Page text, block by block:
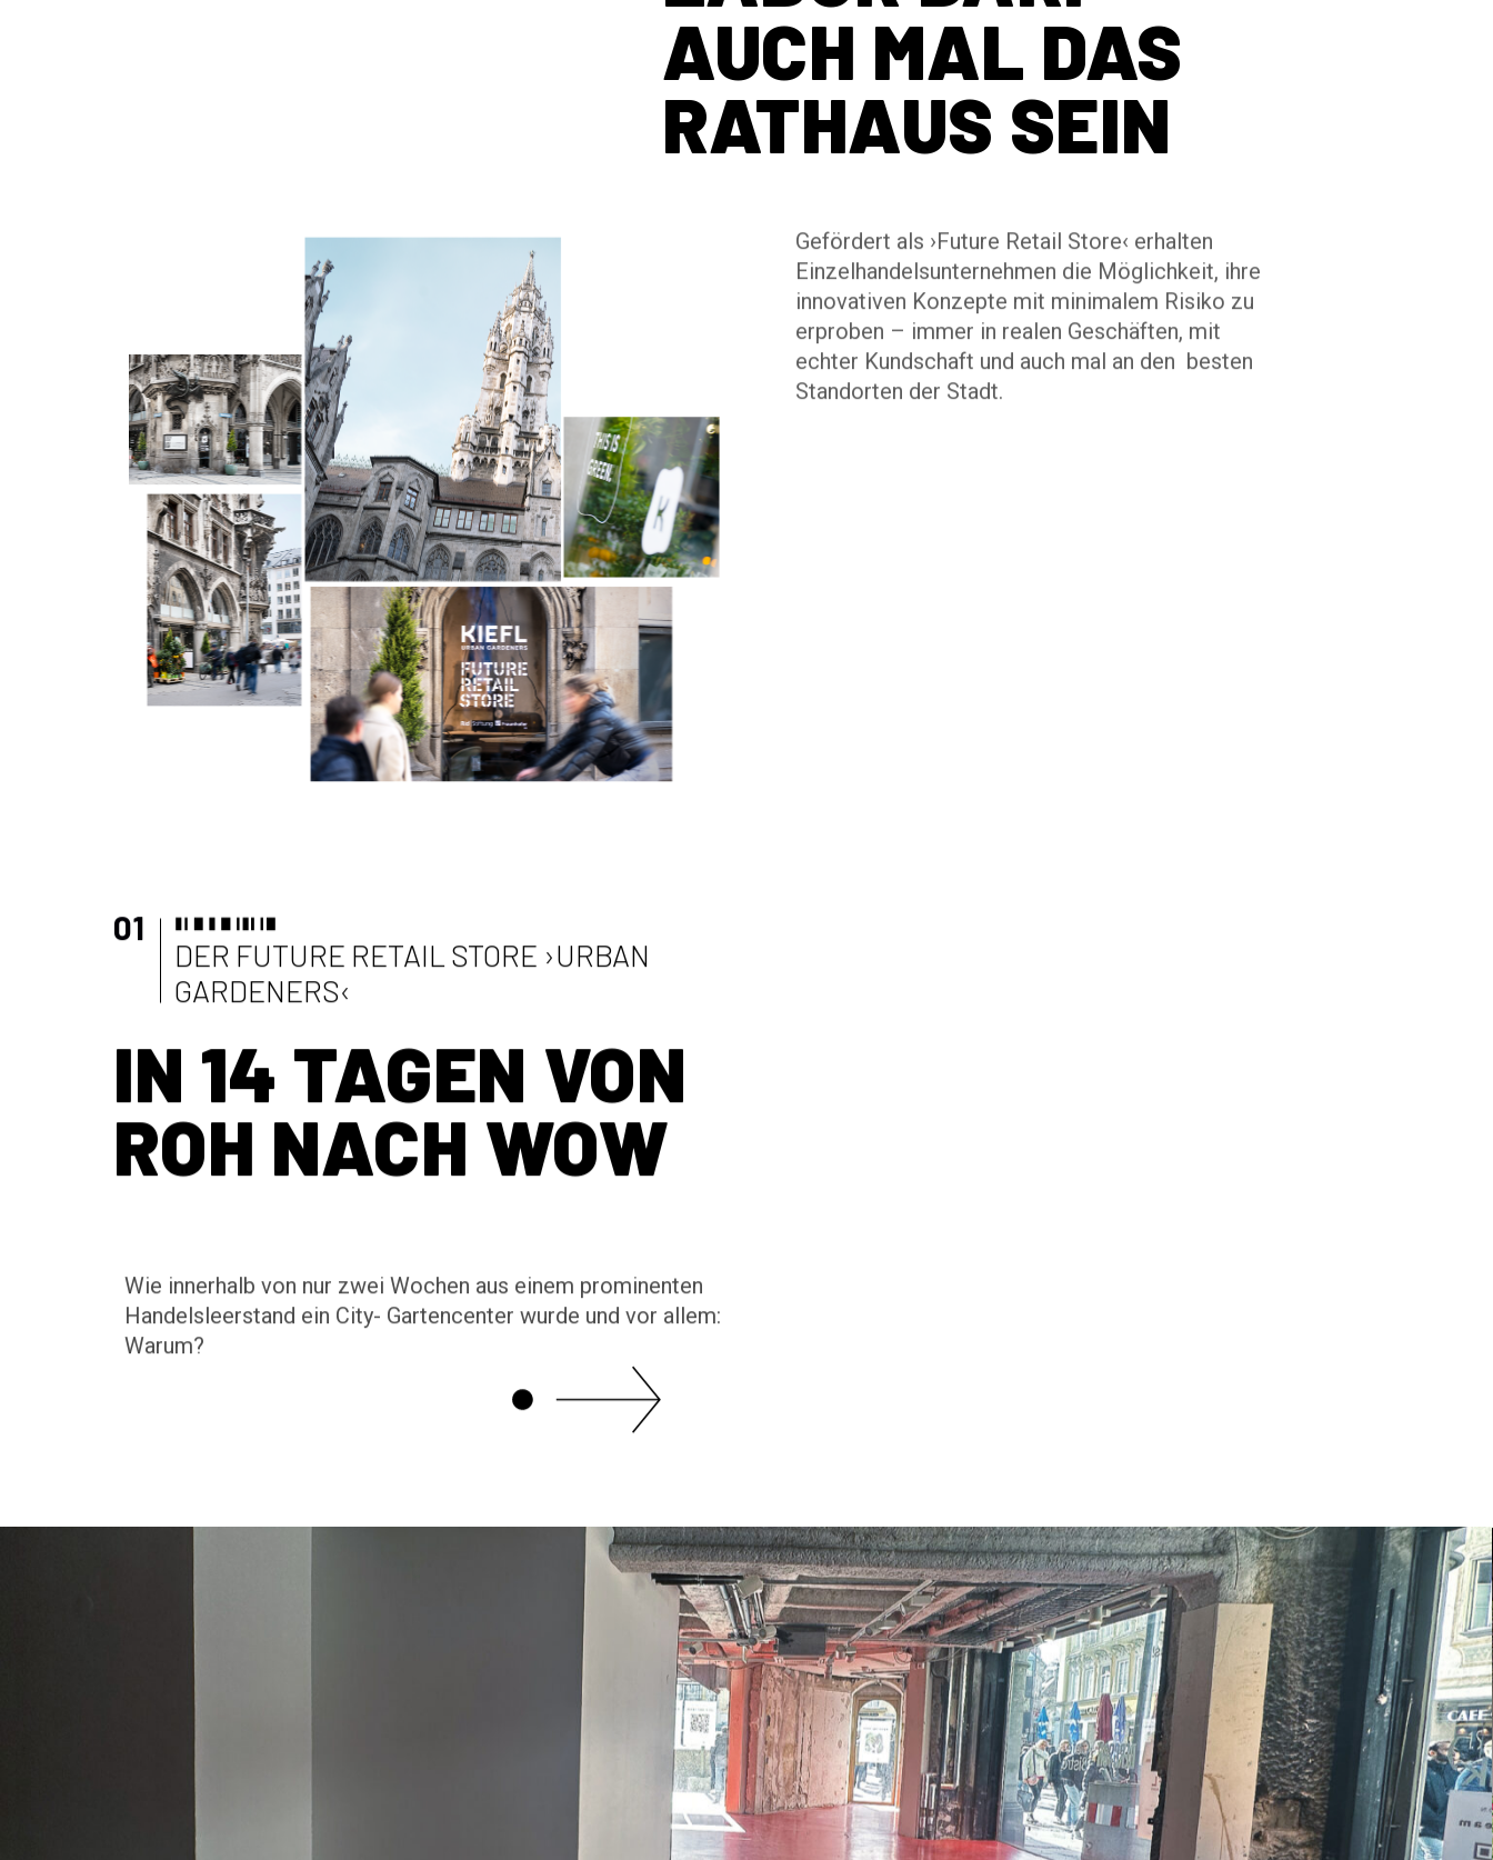
AUCH MAL DAS
RATHAUS SEIN
Gefördert als ›Future Retail Store‹ erhalten
Einzelhandelsunternehmen die Möglichkeit, ihre
innovativen Konzepte mit minimalem Risiko zu
erproben – immer in realen Geschäften, mit
echter Kundschaft und auch mal an den besten
Standorten der Stadt.
01
DER FUTURE RETAIL STORE ›URBAN
GARDENERS‹
IN 14 TAGEN VON
ROH NACH WOW
Wie innerhalb von nur zwei Wochen aus einem prominenten
Handelsleerstand ein City- Gartencenter wurde und vor allem:
Warum?